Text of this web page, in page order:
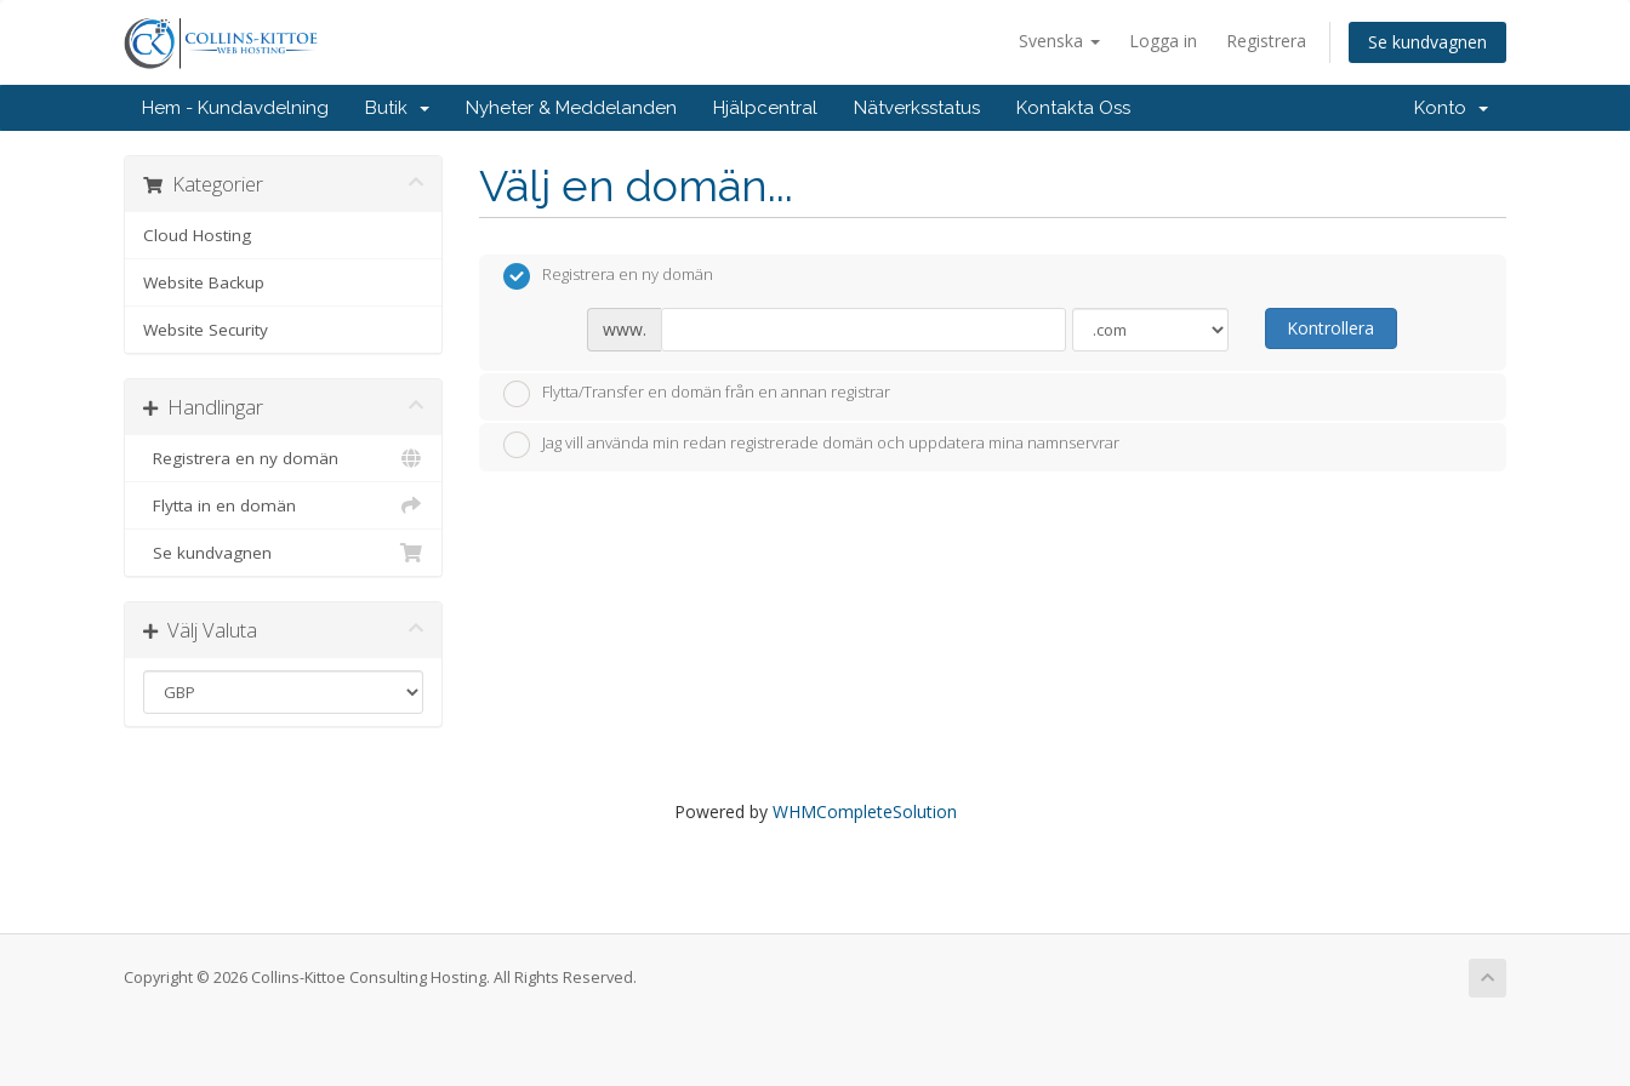
Svenska Logga in Registrera Se kundvagnen
Hem - Kundavdelning Butik Nyheter & Meddelanden Hjälpcentral Nätverksstatus Kontakta Oss Konto
Välj en domän...
Kategorier
Cloud Hosting
Website Backup
Website Security
Handlingar
Registrera en ny domän
Flytta in en domän
Se kundvagnen
Välj Valuta
Registrera en ny domän
www. Kontrollera
Flytta/Transfer en domän från en annan registrar
Jag vill använda min redan registrerade domän och uppdatera mina namnservrar
Powered by WHMCompleteSolution
Copyright © 2026 Collins-Kittoe Consulting Hosting. All Rights Reserved.